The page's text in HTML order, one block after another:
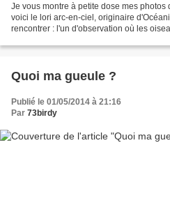
Je vous montre à petite dose mes photos
voici le lori arc-en-ciel, originaire
rencontrer : l'un d'observation où les
Quoi ma gueule ?
Publié le 01/05/2014 à 21:16
Par 73birdy